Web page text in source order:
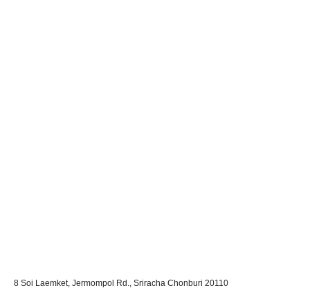
8 Soi Laemket, Jermompol Rd., Sriracha Chonburi 20110